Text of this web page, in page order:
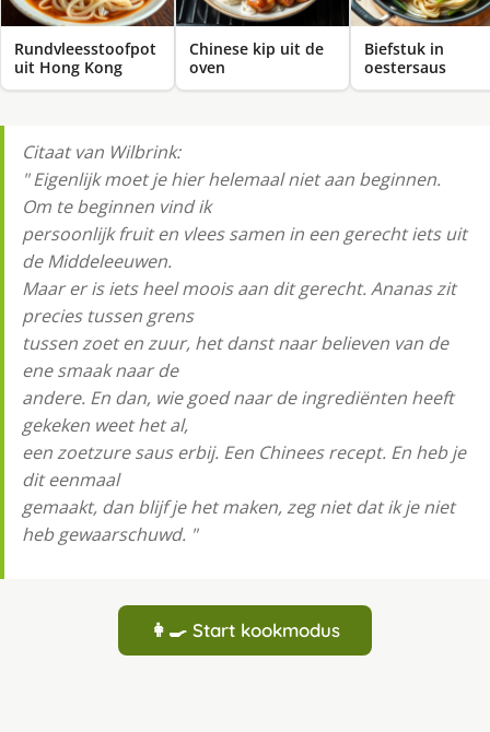
Rundvleesstoofpot
uit Hong Kong
Chinese kip uit de
oven
Biefstuk in
oestersaus
Citaat van Wilbrink:
" Eigenlĳk moet je hier helemaal niet aan beginnen.
Om te beginnen vind ik
persoonlĳk fruit en vlees samen in een gerecht iets uit
de Middeleeuwen.
Maar er is iets heel moois aan dit gerecht. Ananas zit
precies tussen grens
tussen zoet en zuur, het danst naar believen van de
ene smaak naar de
andere. En dan, wie goed naar de ingrediënten heeft
gekeken weet het al,
een zoetzure saus erbĳ. Een Chinees recept. En heb je
dit eenmaal
gemaakt, dan blĳf je het maken, zeg niet dat ik je niet
heb gewaarschuwd. "
👩‍🍳 Start kookmodus